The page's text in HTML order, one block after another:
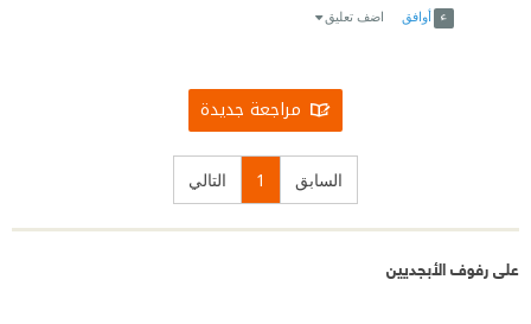
أوافق اضف تعليق
مراجعة جديدة
السابق 1 التالي
على رفوف الأبجديين